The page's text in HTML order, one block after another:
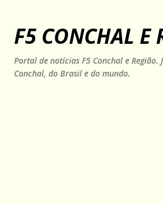
F5 CONCHAL E
Portal de notícias F5 Conchal e
Conchal, do Brasil e do mundo.